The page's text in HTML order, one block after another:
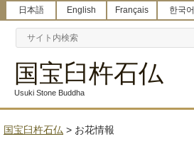
日本語 English Français 한국어
国宝臼杵石仏
Usuki Stone Buddha
国宝臼杵石仏 > お花情報